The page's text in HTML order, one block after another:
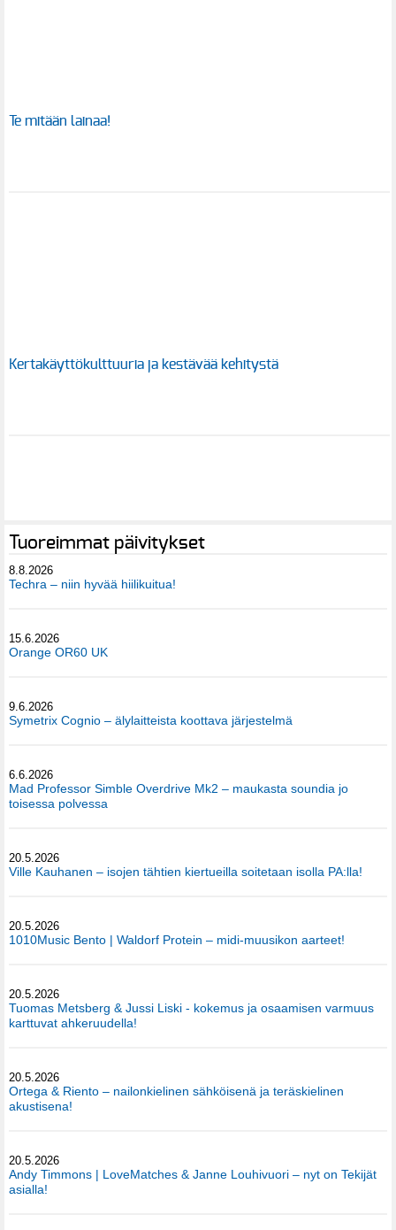
Te mitään lainaa!
Kertakäyttökulttuuria ja kestävää kehitystä
Tuoreimmat päivitykset
8.8.2026
Techra – niin hyvää hiilikuitua!
15.6.2026
Orange OR60 UK
9.6.2026
Symetrix Cognio – älylaitteista koottava järjestelmä
6.6.2026
Mad Professor Simble Overdrive Mk2 – maukasta soundia jo
toisessa polvessa
20.5.2026
Ville Kauhanen – isojen tähtien kiertueilla soitetaan isolla PA:lla!
20.5.2026
1010Music Bento | Waldorf Protein – midi-muusikon aarteet!
20.5.2026
Tuomas Metsberg & Jussi Liski - kokemus ja osaamisen varmuus
karttuvat ahkeruudella!
20.5.2026
Ortega & Riento – nailonkielinen sähköisenä ja teräskielinen
akustisena!
20.5.2026
Andy Timmons | LoveMatches & Janne Louhivuori – nyt on Tekijät
asialla!